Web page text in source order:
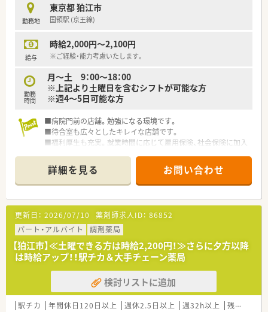
勤務地
東京都 狛江市
国領駅 (京王線)
給与
時給2,000円～2,100円
※ご経験・能力考慮いたします。
勤務
時間
月～土 9：00～18：00
※上記より土曜日を含むシフトが可能な方
※週4～5日可能な方
■病院門前の店舗。勉強になる環境です。
■待合室も広々としたキレイな店舗です。
■福利厚生も充実。就業時間に応じて雇用保険、社会保険に加入
パートも産休・育休の取得実績あり♪
■2016年10月から週20時間以上勤務で社会保険加入！
＊＊＊ こんな法人です ＊＊＊
■全国に1,000店舗以上を展開する大手調剤薬局です。
■全店「同一の機械・システム」を採用しており、且つ処方箋の応
需内容が多岐にわたる（敷地内・病院門前・医療モール・CL門前）
ので、スキルUPしたい方にはお勧めです。
■長期就業＆自己研讃を続ける事で給与があがる仕組みになっ
ており、将来的に高年収も狙う事が出来ます。
■インターネットを使って処方薬の飲み方を遠隔指導する「オン
ライン服薬指導」、今後も病院の「敷地内薬局」の推進、女性客の
取り込みを狙う店舗でデザインの一新、M&Aによる店舗拡大と
業界のリーディングカンパニーとして成長を続けています。
詳細を見る お問い合わせ
更新日： 2026/07/10 薬剤師求人ID： 86852
パート・アルバイト
調剤薬局
【狛江市】≪土曜できる方は時給2,200円！≫さらに夕方以降
は時給アップ！！駅チカ＆大手チェーン薬局
検討リストに追加
駅チカ 年間休日120日以上 週休2.5日以上 週32h以上 残業なし(ほぼなし含む)